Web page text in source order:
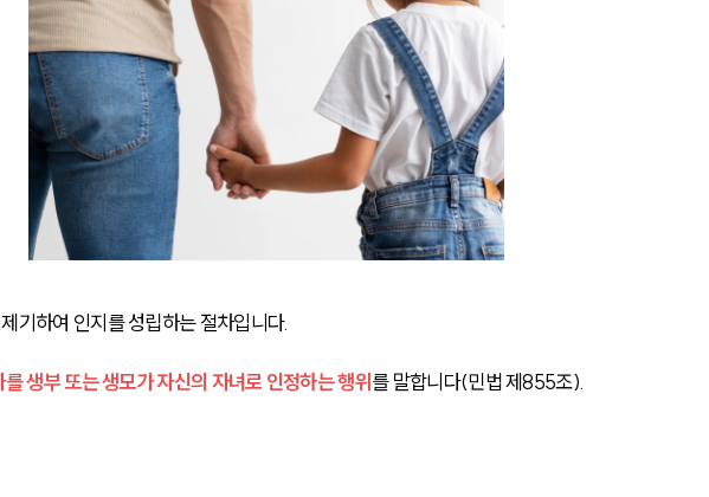
기하여 인지를 성립하는 절차입니다.
생부 또는 생모가 자신의 자녀로 인정하는 행위 를 말합니다(민법 제855조).